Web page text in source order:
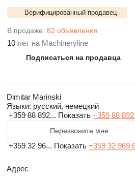
Верифицированный продавец
В продаже: 82 объявления
10 лет на Machineryline
Подписаться на продавца
Dimitar Marinski
Языки: русский, немецкий
+359 88 892... Показать +359 88
Перезвоните мне
+359 32 96... Показать +359 32 969
Адрес